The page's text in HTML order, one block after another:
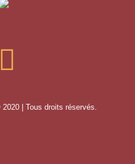
| Tous droits réservés.